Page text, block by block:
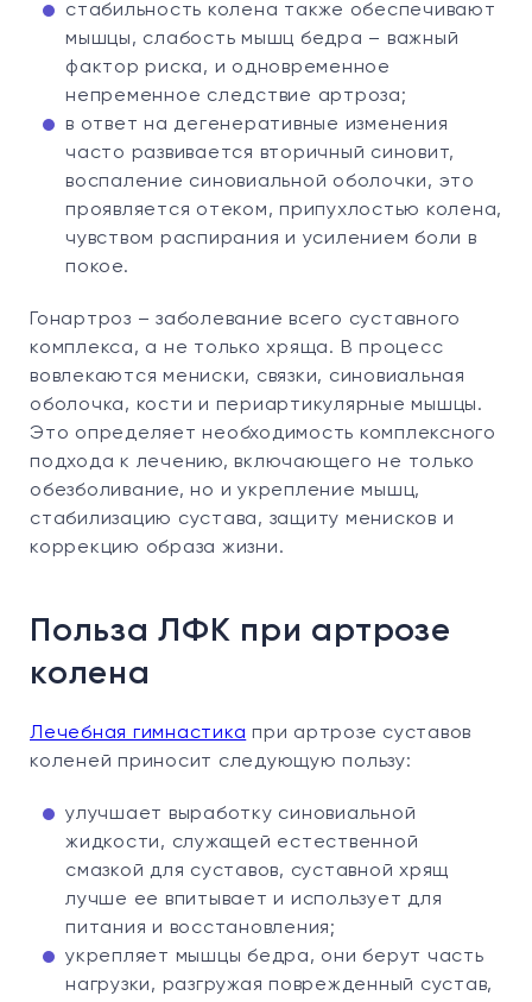
стабильность колена также обеспечивают
мышцы, слабость мышц бедра – важный
фактор риска, и одновременное
непременное следствие артроза;
в ответ на дегенеративные изменения
часто развивается вторичный синовит,
воспаление синовиальной оболочки, это
проявляется отеком, припухлостью колена,
чувством распирания и усилением боли в
покое.
Гонартроз – заболевание всего суставного
комплекса, а не только хряща. В процесс
вовлекаются мениски, связки, синовиальная
оболочка, кости и периартикулярные мышцы.
Это определяет необходимость комплексного
подхода к лечению, включающего не только
обезболивание, но и укрепление мышц,
стабилизацию сустава, защиту менисков и
коррекцию образа жизни.
Польза ЛФК при артрозе
колена
Лечебная гимнастика при артрозе суставов
коленей приносит следующую пользу:
улучшает выработку синовиальной
жидкости, служащей естественной
смазкой для суставов, суставной хрящ
лучше ее впитывает и использует для
питания и восстановления;
укрепляет мышцы бедра, они берут часть
нагрузки, разгружая поврежденный сустав,